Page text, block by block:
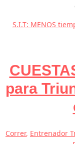
S.I.T: MENOS
para
Correr, Entrenador